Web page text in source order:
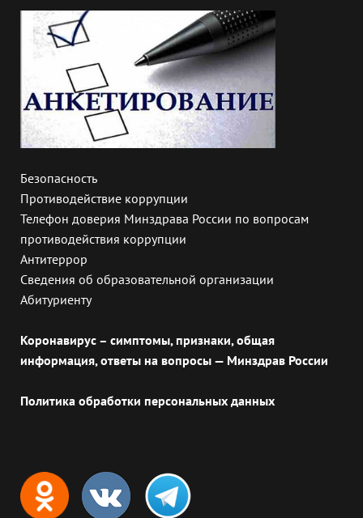
Безопасность
Противодействие коррупции
Телефон доверия Минздрава России по вопросам
противодействия коррупции
Антитеррор
Сведения об образовательной организации
Абитуриенту
Коронавирус – симптомы, признаки, общая
информация, ответы на вопросы — Минздрав России
Политика обработки персональных данных